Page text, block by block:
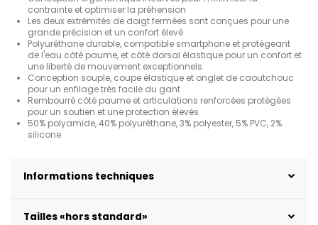
contrainte et optimiser la préhension
Les deux extrémités de doigt fermées sont conçues pour une
grande précision et un confort élevé
Polyuréthane durable, compatible smartphone et protégeant
de l'eau côté paume, et côté dorsal élastique pour un confort et
une liberté de mouvement exceptionnels
Conception souple, coupe élastique et onglet de caoutchouc
pour un enfilage très facile du gant
Rembourré côté paume et articulations renforcées protégées
pour un soutien et une protection élevés
50% polyamide, 40% polyuréthane, 3% polyester, 5% PVC, 2%
silicone
Informations techniques
Tailles «hors standard»